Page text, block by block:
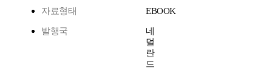
자료형태 EBOOK
발행국
네
덜
란
드